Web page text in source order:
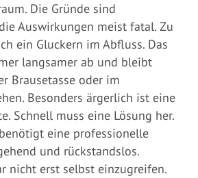
Die Gründe sind
Auswirkungen meist fatal. Zu
ein Gluckern im Abfluss. Das
langsamer ab und bleibt
Brausetasse oder im
Besonders ärgerlich ist eine
Schnell muss eine Lösung her.
eine professionelle
und rückstandslos.
nicht erst selbst einzugreifen.